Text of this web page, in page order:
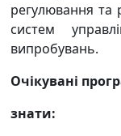
регулювання та
систем
випробувань.
Очікувані
знати: